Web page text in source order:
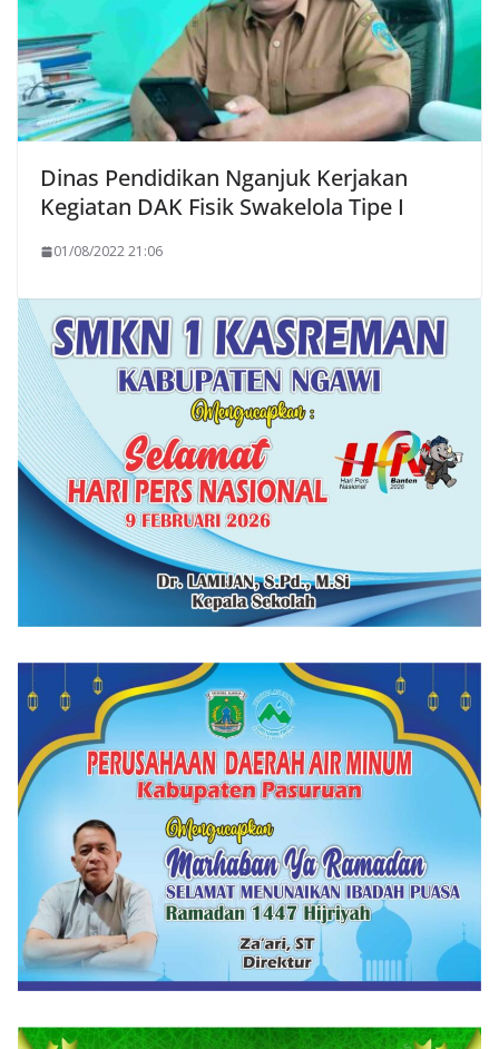
Dinas Pendidikan Nganjuk Kerjakan
Kegiatan DAK Fisik Swakelola Tipe I
01/08/2022 21:06